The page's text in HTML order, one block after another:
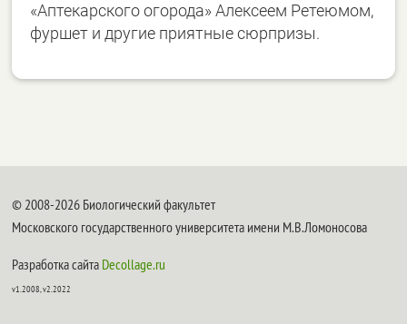
«Аптекарского огорода» Алексеем Ретеюмом,
фуршет и другие приятные сюрпризы.
© 2008-2026 Биологический факультет
Московского государственного университета имени М.В.Ломоносова
Разработка сайта Decollage.ru
v1.2008, v2.2022